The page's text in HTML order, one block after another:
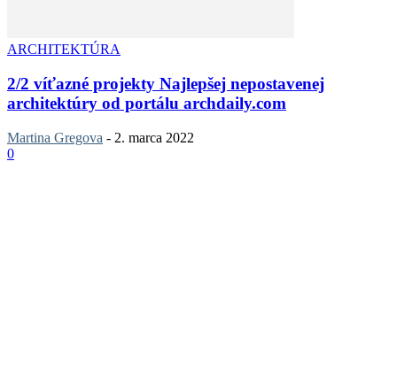
ARCHITEKTÚRA
2/2 víťazné projekty Najlepšej nepostavenej
architektúry od portálu archdaily.com
Martina Gregova - 2. marca 2022
0